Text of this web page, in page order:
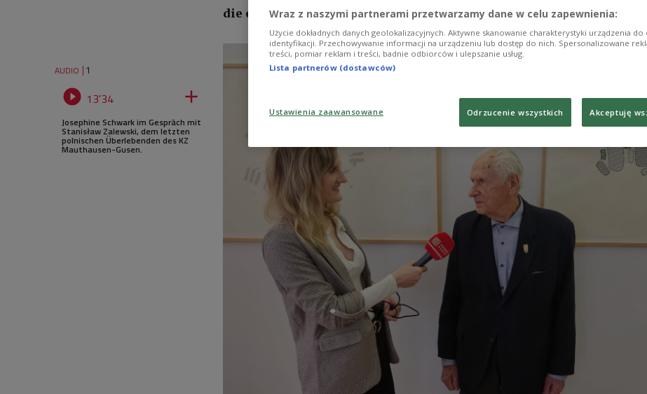
die er erzählt, eine tragische ist.
AUDIO 1
 13'34 
Josephine Schwark im Gespräch mit
Stanisław Zalewski, dem letzten
polnischen Überlebenden des KZ
Mauthausen-Gusen.
Wraz z naszymi partnerami przetwarzamy dane w celu zapewnienia:
Użycie dokładnych danych geolokalizacyjnych. Aktywne skanowanie charakterystyki urządzenia do
identyfikacji. Przechowywanie informacji na urządzeniu lub dostęp do nich. Spersonalizowane
treści, pomiar reklam i treści, badnie odbiorców i ulepszanie usług.
Lista partnerów (dostawców)
Ustawienia zaawansowane Odrzucenie wszystkich Akceptuję